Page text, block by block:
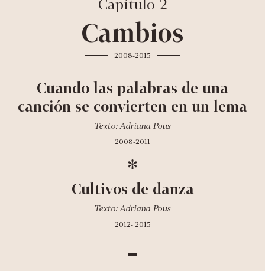
Capítulo 2
Cambios
2008-2015
Cuando las palabras de una
canción se convierten en un lema
Texto: Adriana Pous
2008-2011
Cultivos de danza
Texto: Adriana Pous
2012- 2015